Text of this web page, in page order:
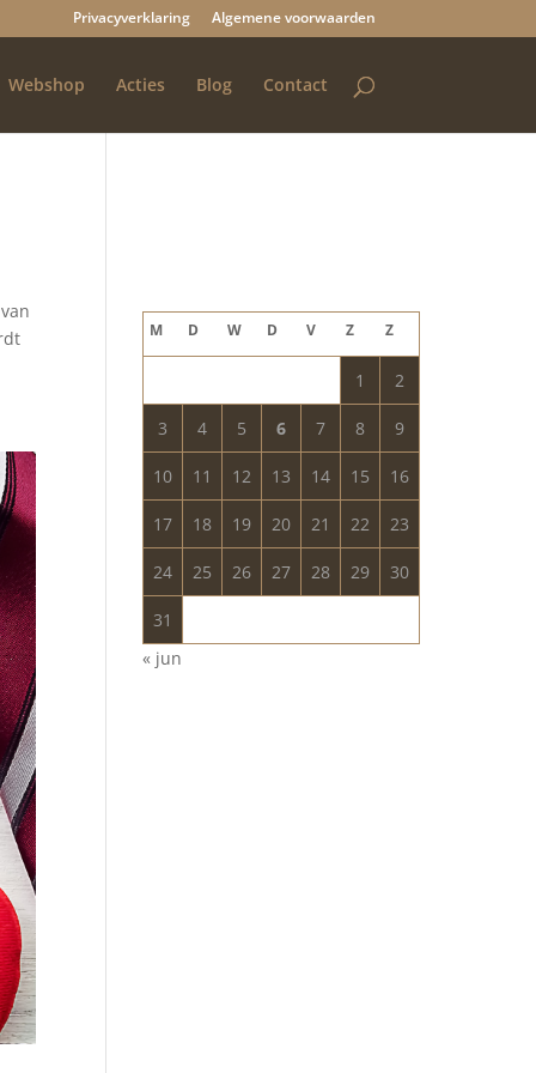
Privacyverklaring Algemene voorwaarden
Webshop Acties Blog Contact
M D W D V Z Z
1 2
3 4 5 6 7 8 9
10 11 12 13 14 15 16
17 18 19 20 21 22 23
24 25 26 27 28 29 30
31
« jun